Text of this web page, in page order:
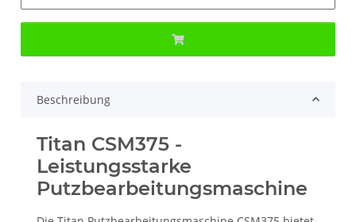
Beschreibung
Titan CSM375 -
Leistungsstarke
Putzbearbeitungsmaschine